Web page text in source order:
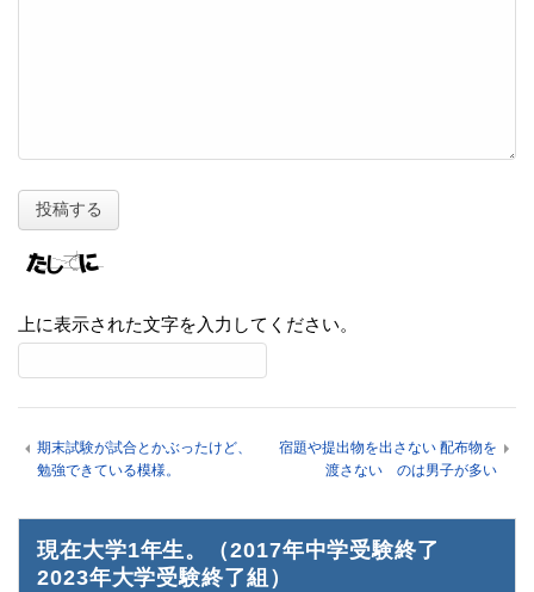
上に表示された文字を入力してください。
期末試験が試合とかぶったけど、
勉強できている模様。
宿題や提出物を出さない 配布物を
渡さない のは男子が多い
現在大学1年生。（2017年中学受験終了
2023年大学受験終了組）